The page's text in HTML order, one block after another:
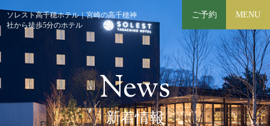
ソレスト高千穂ホテル｜宮崎の高千穂神
社から徒歩5分のホテル
News
新着情報
ご予約 MENU